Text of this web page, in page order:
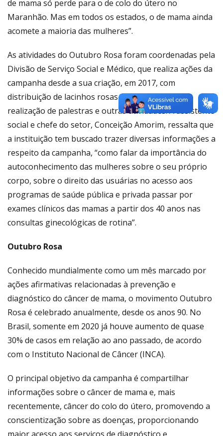
de mama só perde para o de colo do útero no
Maranhão. Mas em todos os estados, o de mama ainda
acomete a maioria das mulheres”.
As atividades do Outubro Rosa foram coordenadas pela
Divisão de Serviço Social e Médico, que realiza ações da
campanha desde a sua criação, em 2017, com
distribuição de lacinhos rosas para os servidores,
realização de palestras e outras atividades. A assistente
social e chefe do setor, Conceição Amorim, ressalta que
a instituição tem buscado trazer diversas informações a
respeito da campanha, “como falar da importância do
autoconhecimento das mulheres sobre o seu próprio
corpo, sobre o direito das usuárias no acesso aos
programas de saúde pública e privada passar por
exames clínicos das mamas a partir dos 40 anos nas
consultas ginecológicas de rotina”.
Outubro Rosa
Conhecido mundialmente como um mês marcado por
ações afirmativas relacionadas à prevenção e
diagnóstico do câncer de mama, o movimento Outubro
Rosa é celebrado anualmente, desde os anos 90. No
Brasil, somente em 2020 já houve aumento de quase
30% de casos em relação ao ano passado, de acordo
com o Instituto Nacional de Câncer (INCA).
O principal objetivo da campanha é compartilhar
informações sobre o câncer de mama e, mais
recentemente, câncer do colo do útero, promovendo a
conscientização sobre as doenças, proporcionando